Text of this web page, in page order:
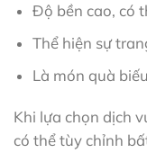
Độ bền cao, có
Thể hiện sự
Là món quà
Khi lựa chọn dịch
có thể tùy chỉnh